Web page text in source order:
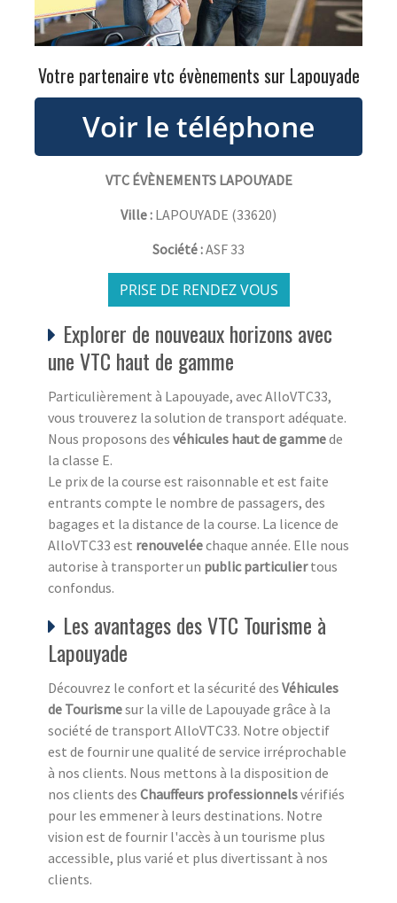
Votre partenaire vtc évènements sur Lapouyade
VTC ÉVÈNEMENTS LAPOUYADE
Ville : LAPOUYADE (33620)
Société :ASF 33
PRISE DE RENDEZ VOUS
Explorer de nouveaux horizons avec
une VTC haut de gamme
Particulièrement à Lapouyade, avec AlloVTC33,
vous trouverez la solution de transport adéquate.
Nous proposons des véhicules haut de gammede
la classe E.
Le prix de la course est raisonnable et est faite
entrants compte le nombre de passagers, des
bagages et la distance de la course. La licence de
AlloVTC33 est renouveléechaque année. Elle nous
autorise à transporter un public particuliertous
confondus.
Les avantages des VTC Tourisme à
Lapouyade
Découvrez le confort et la sécurité des Véhicules
de Tourismesur la ville de Lapouyade grâce à la
société de transport AlloVTC33. Notre objectif
est de fournir une qualité de service irréprochable
à nos clients. Nous mettons à la disposition de
nos clients des Chauffeurs professionnelsvérifiés
pour les emmener à leurs destinations. Notre
vision est de fournir l'accès à un tourisme plus
accessible, plus varié et plus divertissant à nos
clients.